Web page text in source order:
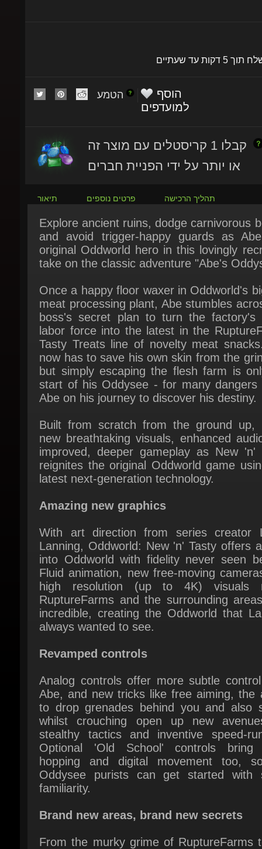
למועדפים
או יותר על ידי הפניית חברים
Explore ancient ruins, dodge carnivorous
original Oddworld hero in this lovingly
take on the classic adventure "Abe's
Once a happy floor waxer in Oddworld's
boss's secret plan to turn the factory's
labor force into the latest in the
Tasty Treats line of novelty meat snacks.
now has to save his own skin from the
but simply escaping the flesh farm is
start of his Oddysee - for many dangers
Abe on his journey to discover his destiny.
Built from scratch from the ground up,
improved, deeper gameplay as New 'n'
reignites the original Oddworld game
latest next-generation technology.
Amazing new graphics
With art direction from series creator
Lanning, Oddworld: New 'n' Tasty offers a
into Oddworld with fidelity never seen
Fluid animation, new free-moving
high resolution (up to 4K) visuals
RuptureFarms and the surrounding areas
incredible, creating the Oddworld that
always wanted to see.
Revamped controls
Analog controls offer more subtle control
Abe, and new tricks like free aiming, the
to drop grenades behind you and also
whilst crouching open up new
stealthy tactics and inventive speed-
Optional 'Old School' controls bring
hopping and digital movement too,
Oddysee purists can get started with
familiarity.
Brand new areas, brand new secrets
expansive native lands of the Monsaic
Paramonia, Oddworld: New 'n' Tasty